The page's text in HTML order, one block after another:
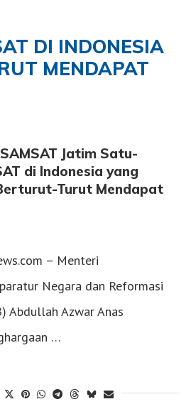
DI INDONESIA
MENDAPAT
Jatim Satu-
di Indonesia yang
Turut Mendapat
– Menteri
Negara dan Reformasi
Abdullah Azwar Anas
…